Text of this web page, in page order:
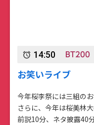
alarm 14:50 BT200
お笑いライブ
今年桜李祭には三組の
さらに、今年は桜美林
前説10分、ネタ披露40